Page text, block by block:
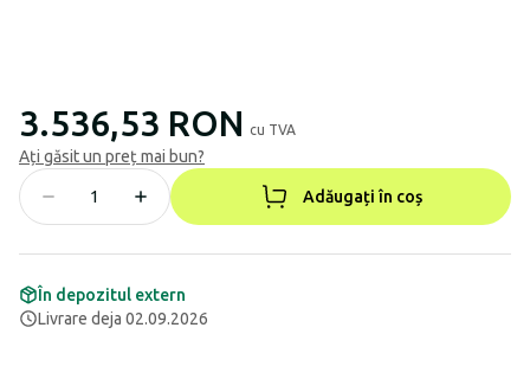
3.536,53 RON cu TVA
Ați găsit un preț mai bun?
Adăugați în coș
În depozitul extern
Livrare deja 02.09.2026